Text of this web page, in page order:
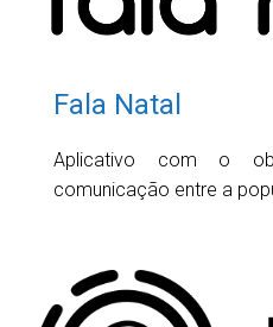
Fala Natal
Aplicativo com o
comunicação entre a